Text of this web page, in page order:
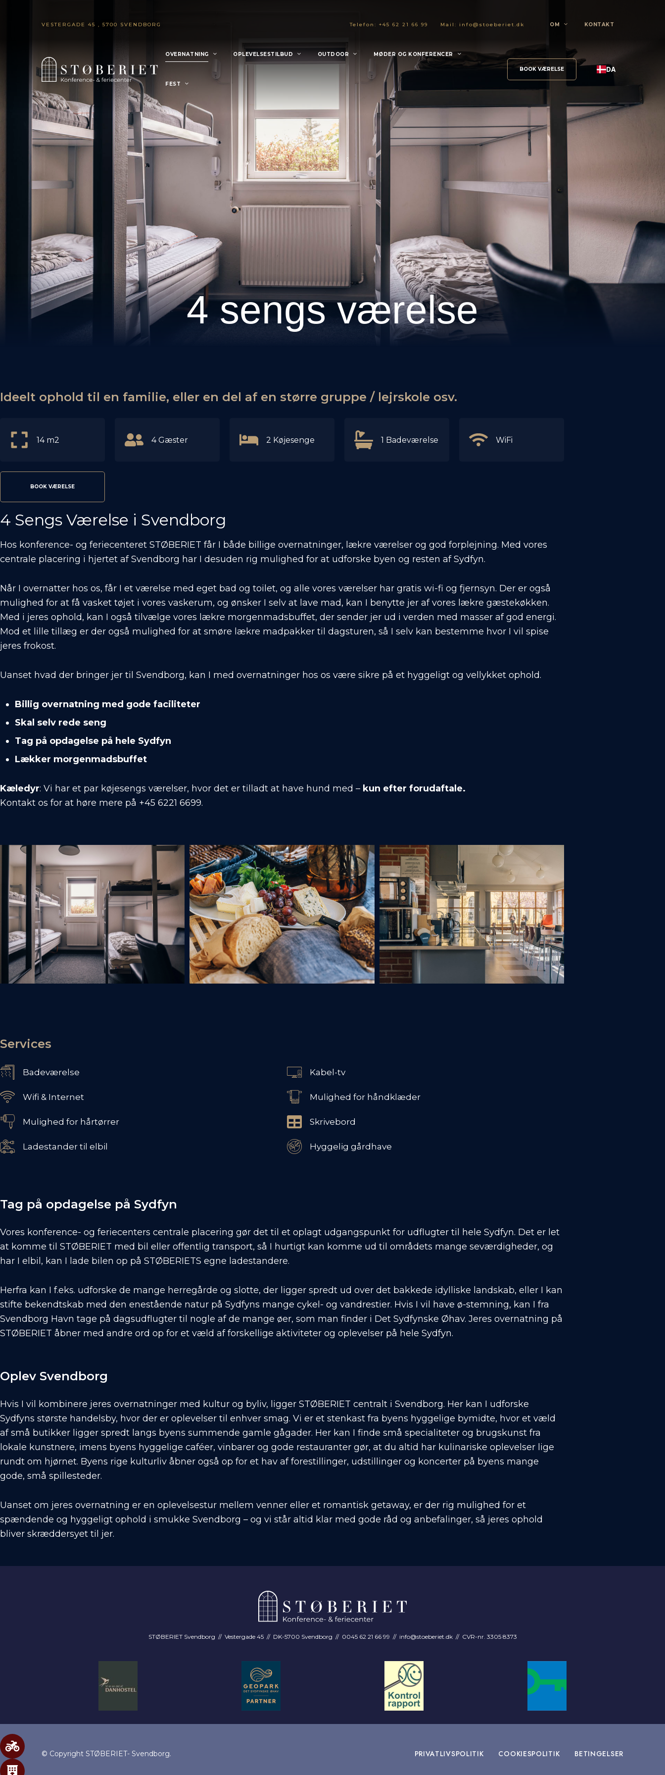
VESTERGADE 45 , 5700 SVENDBORG Telefon: +45 62 21 66 99 Mail: info@stoeberiet.dk OM KONTAKT
OVERNATNING OPLEVELSESTILBUD OUTDOOR MØDER OG KONFERENCER
FEST
BOOK VÆRELSE DA
4 sengs værelse
Ideelt ophold til en familie, eller en del af en større gruppe / lejrskole osv.
14 m2 4 Gæster 2 Køjesenge 1 Badeværelse WiFi
BOOK VÆRELSE
4 Sengs Værelse i Svendborg
Hos konference- og feriecenteret STØBERIET får I både billige overnatninger, lækre værelser og god forplejning. Med vores
centrale placering i hjertet af Svendborg har I desuden rig mulighed for at udforske byen og resten af Sydfyn.
Når I overnatter hos os, får I et værelse med eget bad og toilet, og alle vores værelser har gratis wi-fi og fjernsyn. Der er også
mulighed for at få vasket tøjet i vores vaskerum, og ønsker I selv at lave mad, kan I benytte jer af vores lækre gæstekøkken.
Med i jeres ophold, kan I også tilvælge vores lækre morgenmadsbuffet, der sender jer ud i verden med masser af god energi.
Mod et lille tillæg er der også mulighed for at smøre lækre madpakker til dagsturen, så I selv kan bestemme hvor I vil spise
jeres frokost.
Uanset hvad der bringer jer til Svendborg, kan I med overnatninger hos os være sikre på et hyggeligt og vellykket ophold.
Billig overnatning med gode faciliteter
Skal selv rede seng
Tag på opdagelse på hele Sydfyn
Lækker morgenmadsbuffet
Kæledyr: Vi har et par køjesengs værelser, hvor det er tilladt at have hund med – kun efter forudaftale.
Kontakt os for at høre mere på +45 6221 6699.
Services
Badeværelse Kabel-tv
Wifi & Internet Mulighed for håndklæder
Mulighed for hårtørrer Skrivebord
Ladestander til elbil Hyggelig gårdhave
Tag på opdagelse på Sydfyn
Vores konference- og feriecenters centrale placering gør det til et oplagt udgangspunkt for udflugter til hele Sydfyn. Det er let
at komme til STØBERIET med bil eller offentlig transport, så I hurtigt kan komme ud til områdets mange seværdigheder, og
har I elbil, kan I lade bilen op på STØBERIETS egne ladestandere.
Herfra kan I f.eks. udforske de mange herregårde og slotte, der ligger spredt ud over det bakkede idylliske landskab, eller I kan
stifte bekendtskab med den enestående natur på Sydfyns mange cykel- og vandrestier. Hvis I vil have ø-stemning, kan I fra
Svendborg Havn tage på dagsudflugter til nogle af de mange øer, som man finder i Det Sydfynske Øhav. Jeres overnatning på
STØBERIET åbner med andre ord op for et væld af forskellige aktiviteter og oplevelser på hele Sydfyn.
Oplev Svendborg
Hvis I vil kombinere jeres overnatninger med kultur og byliv, ligger STØBERIET centralt i Svendborg. Her kan I udforske
Sydfyns største handelsby, hvor der er oplevelser til enhver smag. Vi er et stenkast fra byens hyggelige bymidte, hvor et væld
af små butikker ligger spredt langs byens summende gamle gågader. Her kan I finde små specialiteter og brugskunst fra
lokale kunstnere, imens byens hyggelige caféer, vinbarer og gode restauranter gør, at du altid har kulinariske oplevelser lige
rundt om hjørnet. Byens rige kulturliv åbner også op for et hav af forestillinger, udstillinger og koncerter på byens mange
gode, små spillesteder.
Uanset om jeres overnatning er en oplevelsestur mellem venner eller et romantisk getaway, er der rig mulighed for et
spændende og hyggeligt ophold i smukke Svendborg – og vi står altid klar med gode råd og anbefalinger, så jeres ophold
bliver skræddersyet til jer.
STØBERIET Svendborg // Vestergade 45 // DK-5700 Svendborg // 0045 62 21 66 99 // info@stoeberiet.dk// CVR-nr. 3305 8373
© Copyright STØBERIET- Svendborg. PRIVATLIVSPOLITIK COOKIESPOLITIK BETINGELSER